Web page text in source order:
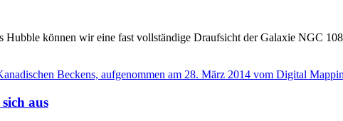
Hubble können wir eine fast vollständige Draufsicht der Galaxie NGC
aus